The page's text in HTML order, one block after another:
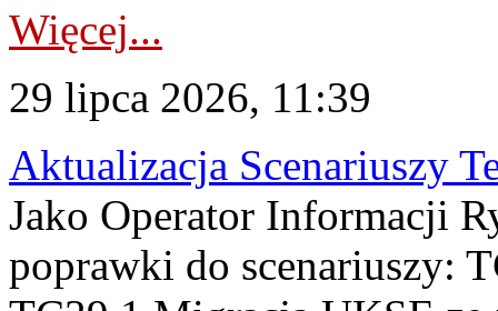
Więcej...
29 lipca 2026, 11:39
Aktualizacja Scenariuszy
Jako Operator Informacji
poprawki do scenariuszy: